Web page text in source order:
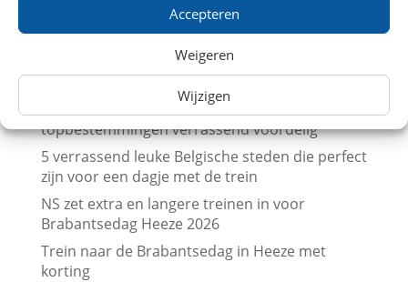
Accepteren
Weigeren
Wijzigen
Laatste berichten
Goedkoop met de trein naar België: 7
topbestemmingen verrassend voordelig
5 verrassend leuke Belgische steden die perfect
zijn voor een dagje met de trein
NS zet extra en langere treinen in voor
Brabantsedag Heeze 2026
Trein naar de Brabantsedag in Heeze met
korting